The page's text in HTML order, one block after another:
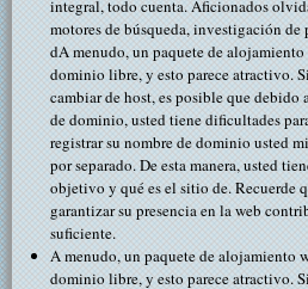
integral, todo cuenta. Aficionados
motores de búsqueda, investigación
dA menudo, un paquete de
dominio libre, y esto parece atractivo.
cambiar de host, es posible que debido
de dominio, usted tiene dificultades
registrar su nombre de dominio usted
por separado. De esta manera, usted
objetivo y qué es el sitio de. Recuerde
garantizar su presencia en la web
suficiente.
A menudo, un paquete de alojamiento
dominio libre, y esto parece atractivo.